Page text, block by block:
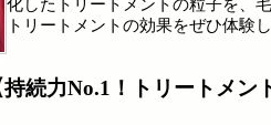
持続力No.1！トリートメ
化したトリートメントの粒子を、
トリートメントの効果をぜひ体験